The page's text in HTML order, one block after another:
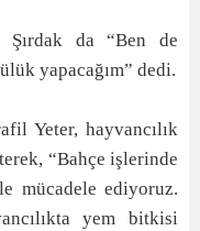
Şırdak da “Ben de
yapacağım” dedi.
Yeter, hayvancılık
“Bahçe işlerinde
mücadele ediyoruz.
yem bitkisi